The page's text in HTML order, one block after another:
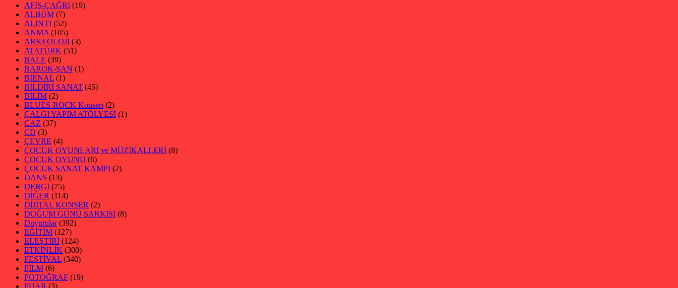
AFİŞ-ÇAĞRI (19)
ALBÜM (7)
ALINTI (52)
ANMA (105)
ARKEOLOJİ (3)
ATATÜRK (51)
BALE (39)
BAROK-ŞAN (1)
BİENAL (1)
BİLDİRİ SANAT (45)
BİLİM (2)
BLUES-ROCK Konseri (2)
ÇALGI YAPIM ATÖLYESİ (1)
CAZ (37)
CD (3)
ÇEVRE (4)
ÇOCUK OYUNLARI ve MÜZİKALLERİ (8)
ÇOCUK OYUNU (6)
ÇOCUK SANAT KAMPI (2)
DANS (13)
DERGİ (75)
DİĞER (114)
DİJİTAL KONSER (2)
DOĞUM GÜNÜ ŞARKISI (8)
Duyurular(392)
EĞİTİM (127)
ELEŞTİRİ (124)
ETKİNLİK (300)
FESTİVAL (340)
FİLM (6)
FOTOĞRAF (19)
FUAR (3)